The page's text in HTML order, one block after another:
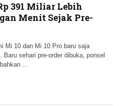
391 Miliar Lebih
Menit Sejak Pre-
Mi 10 dan Mi 10 Pro baru saja
sehari pre-order dibuka, ponsel
...